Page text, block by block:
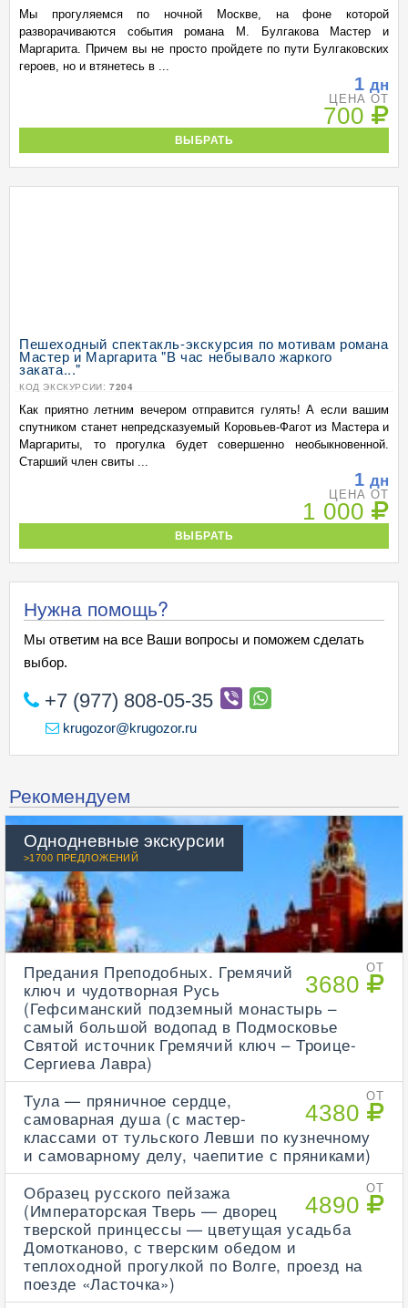
Мы прогуляемся по ночной Москве, на фоне которой
разворачиваются события романа М. Булгакова Мастер и
Маргарита. Причем вы не просто пройдете по пути Булгаковских
героев, но и втянетесь в ...
1 дн
ЦЕНА ОТ
700
ВЫБРАТЬ
Пешеходный спектакль-экскурсия по мотивам романа
Мастер и Маргарита "В час небывало жаркого
заката..."
КОД ЭКСКУРСИИ: 7204
Как приятно летним вечером отправится гулять! А если вашим
спутником станет непредсказуемый Коровьев-Фагот из Мастера и
Маргариты, то прогулка будет совершенно необыкновенной.
Старший член свиты ...
1 дн
ЦЕНА ОТ
1 000
ВЫБРАТЬ
Нужна помощь?
Мы ответим на все Ваши вопросы и поможем сделать
выбор.
+7 (977) 808-05-35
krugozor@krugozor.ru
Рекомендуем
Однодневные экскурсии
>1700 ПРЕДЛОЖЕНИЙ
ОТ
3680
Предания Преподобных. Гремячий
ключ и чудотворная Русь
(Гефсиманский подземный монастырь –
самый большой водопад в Подмосковье
Святой источник Гремячий ключ – Троице-
Сергиева Лавра)
ОТ
4380
Тула — пряничное сердце,
самоварная душа (с мастер-
классами от тульского Левши по кузнечному
и самоварному делу, чаепитие с пряниками)
ОТ
4890
Образец русского пейзажа
(Императорская Тверь — дворец
тверской принцессы — цветущая усадьба
Домотканово, с тверским обедом и
теплоходной прогулкой по Волге, проезд на
поезде «Ласточка»)